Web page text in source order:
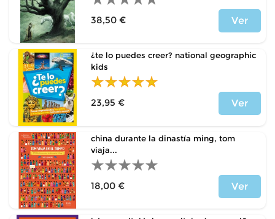
38,50 €
Ver
¿te lo puedes creer? national geographic
kids
23,95 €
Ver
china durante la dinastía ming, tom
viaja...
18,00 €
Ver